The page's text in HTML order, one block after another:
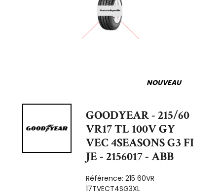
NOUVEAU
GOODYEAR - 215/60
VR17 TL 100V GY
VEC 4SEASONS G3 FI
JE - 2156017 - ABB
Référence:215 60VR
17TVECT4SG3XL